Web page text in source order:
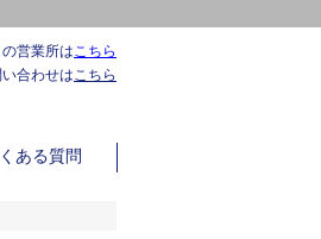
営業所はこちら
合わせはこちら
ある質問